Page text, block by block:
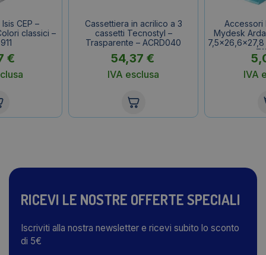
CEP –
classici –
€
Cassettiera in acrilico a 3
cassetti Tecnostyl –
Trasparente – ACRD040
54,37 €
IVA esclusa
Accessori
Mydesk
IVA
RICEVI LE NOSTRE OFFERTE SPECIALI
Iscriviti alla nostra newsletter e ricevi subito lo sconto
di 5€